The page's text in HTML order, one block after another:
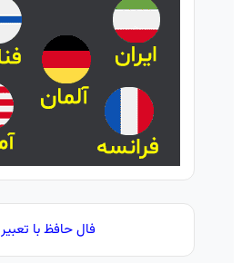
فال حافظ با تعبیر